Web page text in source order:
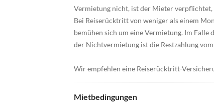
Vermietung nicht, ist der Mieter verpflichtet,
Bei Reiserücktritt von weniger als einem
bemühen sich um eine Vermietung. Im
der Nichtvermietung ist die Restzahlung
Wir empfehlen eine Reiserücktritt-
Mietbedingungen